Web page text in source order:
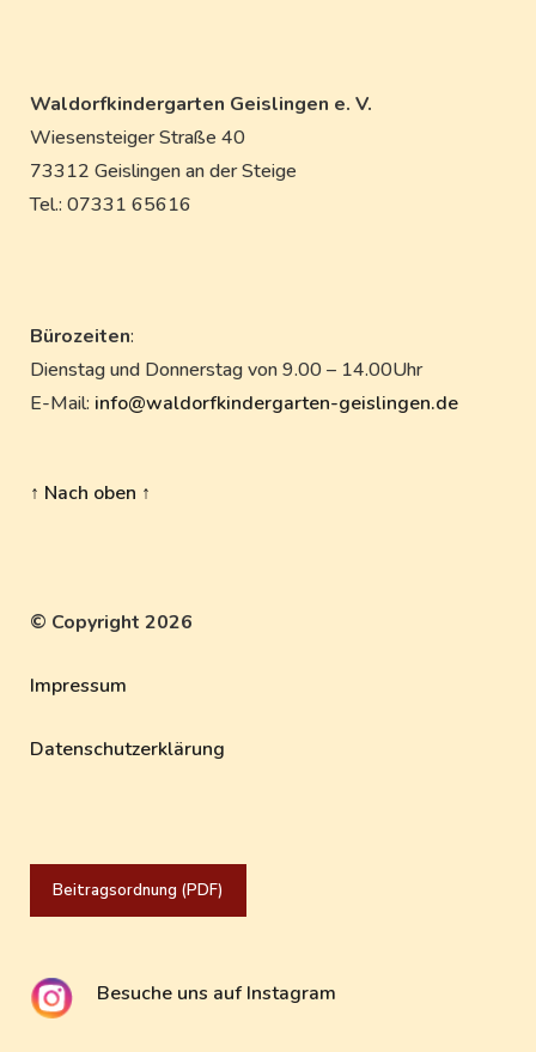
Waldorfkindergarten Geislingen e. V.
Wiesensteiger Straße 40
73312 Geislingen an der Steige
Tel.: 07331 65616
Bürozeiten:
Dienstag und Donnerstag von 9.00 – 14.00Uhr
E-Mail: info@waldorfkindergarten-geislingen.de
↑ Nach oben ↑
© Copyright 2026
Impressum
Datenschutzerklärung
Beitragsordnung (PDF)
Besuche uns auf Instagram